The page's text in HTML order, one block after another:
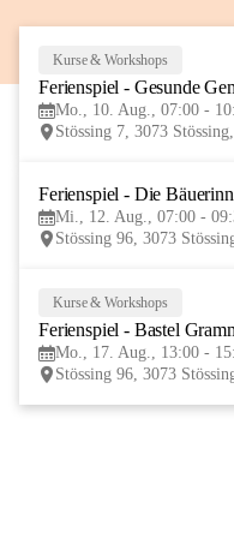
Kurse & Workshops
Ferienspiel - Gesunde
Mo., 10. Aug., 07:00 -
Stössing 7, 3073
Ferienspiel - Die
Mi., 12. Aug., 07:00 -
Stössing 96, 3073
Kurse & Workshops
Ferienspiel - Bastel
Mo., 17. Aug., 13:00 -
Stössing 96, 3073